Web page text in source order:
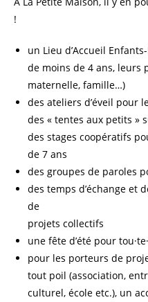
!
un Lieu d’Accueil
de moins de 4 ans, leurs
maternelle, famille…)
des ateliers d’éveil pour
des « tentes aux petits »
des stages coopératifs
de 7 ans
des groupes de paroles
des temps d’échange et
de
projets collectifs
une fête d’été pour
pour les porteurs de
tout poil (association,
culturel, école etc.), un